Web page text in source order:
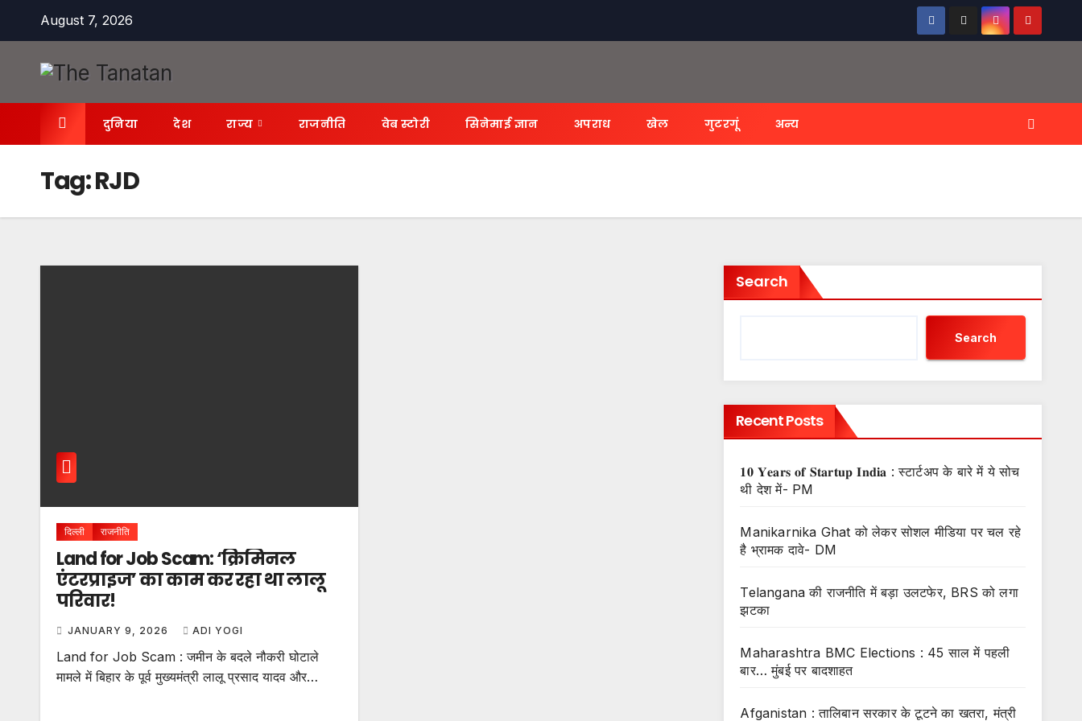
content
August 7, 2026
दुनिया देश राज्य राजनीति वेब स्टोरी सिनेमाई ज्ञान अपराध खेल गुटरगूं अन्य
Tag:RJD
दिल्ली राजनीति
Land for Job Scam: ‘क्रिमिनल
एंटरप्राइज’ का काम कर रहा था लालू
परिवार!
JANUARY 9, 2026 ADI YOGI
Land for Job Scam : जमीन के बदले नौकरी घोटाले
मामले में बिहार के पूर्व मुख्यमंत्री लालू प्रसाद यादव और…
Search
Search
Recent Posts
𝟏𝟎 𝐘𝐞𝐚𝐫𝐬 𝐨𝐟 𝐒𝐭𝐚𝐫𝐭𝐮𝐩 𝐈𝐧𝐝𝐢𝐚 : स्टार्टअप के बारे में ये सोच
थी देश में- PM
Manikarnika Ghat को लेकर सोशल मीडिया पर चल रहे
है भ्रामक दावे- DM
Telangana की राजनीति में बड़ा उलटफेर, BRS को लगा
झटका
Maharashtra BMC Elections : 45 साल में पहली
बार… मुंबई पर बादशाहत
Afganistan : तालिबान सरकार के टूटने का खतरा, मंत्री